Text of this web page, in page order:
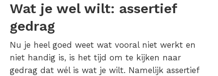
Wat je wel wilt: assertief
gedrag
Nu je heel goed weet wat vooral niet werkt en
niet handig is, is het tijd om te kijken naar
gedrag dat wél is wat je wilt. Namelijk assertief